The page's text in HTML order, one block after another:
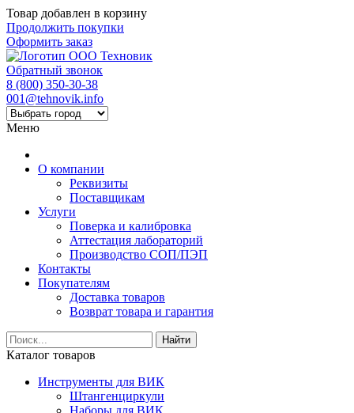
Товар добавлен в корзину
Продолжить покупки
Оформить заказ
Обратный звонок
8 (800) 350-30-38
001@tehnovik.info
Меню
О компании
Реквизиты
Поставщикам
Услуги
Поверка и калибровка
Аттестация лабораторий
Производство СОП/ПЭП
Контакты
Покупателям
Доставка товаров
Возврат товара и гарантия
Найти
Каталог товаров
Инструменты для ВИК
Штангенциркули
Наборы для ВИК